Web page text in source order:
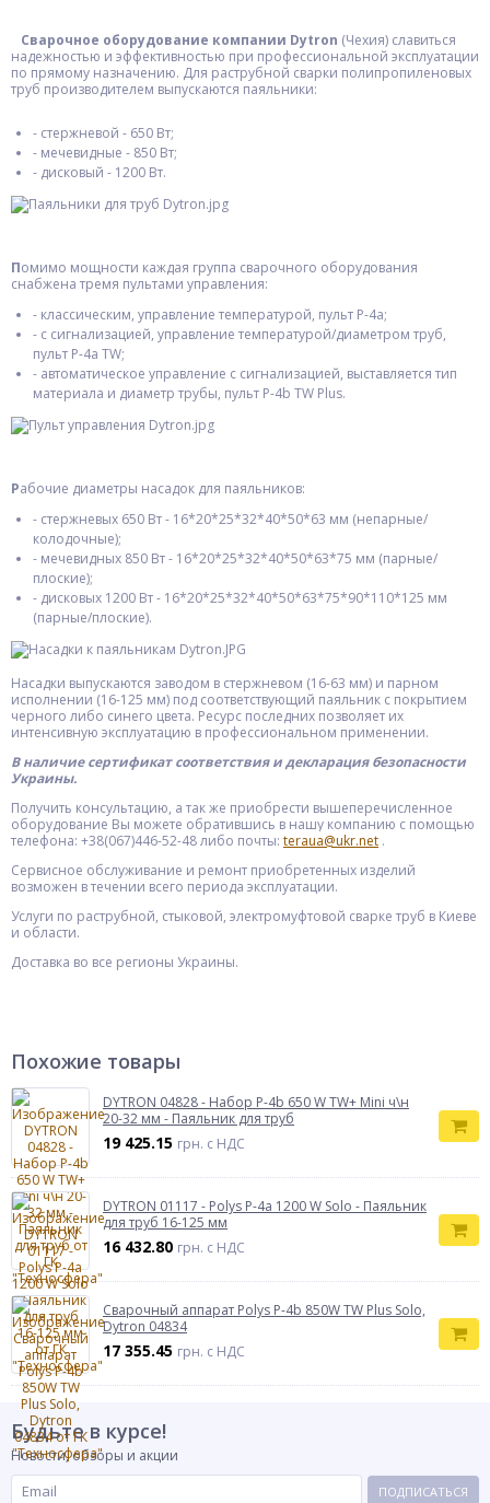
Сварочное оборудование компании Dytron (Чехия) славиться
надежностью и эффективностью при профессиональной эксплуатации
по прямому назначению. Для раструбной сварки полипропиленовых
труб производителем выпускаются паяльники:
- стержневой - 650 Вт;
- мечевидные - 850 Вт;
- дисковый - 1200 Вт.
Помимо мощности каждая группа сварочного оборудования
снабжена тремя пультами управления:
- классическим, управление температурой, пульт Р-4а;
- с сигнализацией, управление температурой/диаметром труб,
пульт Р-4а TW;
- автоматическое управление с сигнализацией, выставляется тип
материала и диаметр трубы, пульт Р-4b TW Plus.
Рабочие диаметры насадок для паяльников:
- стержневых 650 Вт - 16*20*25*32*40*50*63 мм (непарные/
колодочные);
- мечевидных 850 Вт - 16*20*25*32*40*50*63*75 мм (парные/
плоские);
- дисковых 1200 Вт - 16*20*25*32*40*50*63*75*90*110*125 мм
(парные/плоские).
Насадки выпускаются заводом в стержневом (16-63 мм) и парном
исполнении (16-125 мм) под соответствующий паяльник с покрытием
черного либо синего цвета. Ресурс последних позволяет их
интенсивную эксплуатацию в профессиональном применении.
В наличие сертификат соответствия и декларация безопасности
Украины.
Получить консультацию, а так же приобрести вышеперечисленное
оборудование Вы можете обратившись в нашу компанию с помощью
телефона: +38(067)446-52-48 либо почты: teraua@ukr.net .
Сервисное обслуживание и ремонт приобретенных изделий
возможен в течении всего периода эксплуатации.
Услуги по раструбной, стыковой, электромуфтовой сварке труб в Киеве
и области.
Доставка во все регионы Украины.
Похожие товары
DYTRON 04828 - Набор P-4b 650 W TW+ Mini ч\н
20-32 мм - Паяльник для труб
19 425.15 грн. с НДС
DYTRON 01117 - Polys P-4а 1200 W Solo - Паяльник
для труб 16-125 мм
16 432.80 грн. с НДС
Сварочный аппарат Polys P-4b 850W TW Plus Solo,
Dytron 04834
17 355.45 грн. с НДС
Будьте в курсе!
Новости, обзоры и акции
ПОДПИСАТЬСЯ